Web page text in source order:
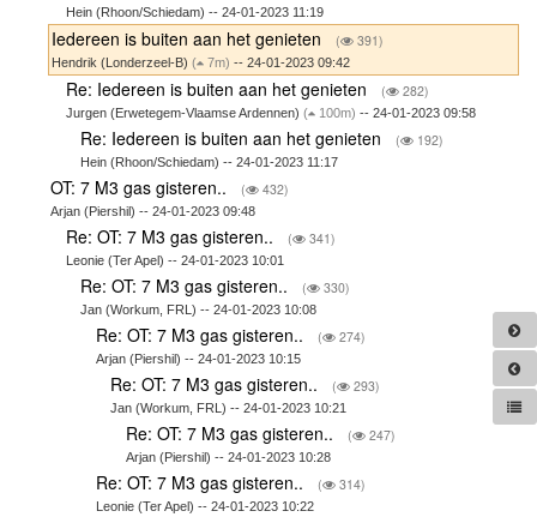
Hein (Rhoon/Schiedam) -- 24-01-2023 11:19
Iedereen is buiten aan het genieten ( 391)
Hendrik (Londerzeel-B)( 7m) -- 24-01-2023 09:42
Re: Iedereen is buiten aan het genieten ( 282)
Jurgen (Erwetegem-Vlaamse Ardennen) ( 100m) -- 24-01-2023 09:58
Re: Iedereen is buiten aan het genieten ( 192)
Hein (Rhoon/Schiedam) -- 24-01-2023 11:17
OT: 7 M3 gas gisteren.. ( 432)
Arjan (Piershil) -- 24-01-2023 09:48
Re: OT: 7 M3 gas gisteren.. ( 341)
Leonie (Ter Apel) -- 24-01-2023 10:01
Re: OT: 7 M3 gas gisteren.. ( 330)
Jan (Workum, FRL) -- 24-01-2023 10:08
Re: OT: 7 M3 gas gisteren.. ( 274)
Arjan (Piershil) -- 24-01-2023 10:15
Re: OT: 7 M3 gas gisteren.. ( 293)
Jan (Workum, FRL) -- 24-01-2023 10:21
Re: OT: 7 M3 gas gisteren.. ( 247)
Arjan (Piershil) -- 24-01-2023 10:28
Re: OT: 7 M3 gas gisteren.. ( 314)
Leonie (Ter Apel) -- 24-01-2023 10:22